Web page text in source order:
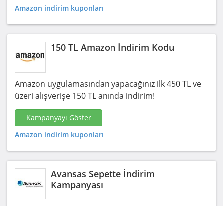
Amazon indirim kuponları
150 TL Amazon İndirim Kodu
Amazon uygulamasından yapacağınız ilk 450 TL ve
üzeri alışverişe 150 TL anında indirim!
Kampanyayı Göster
Amazon indirim kuponları
Avansas Sepette İndirim
Kampanyası